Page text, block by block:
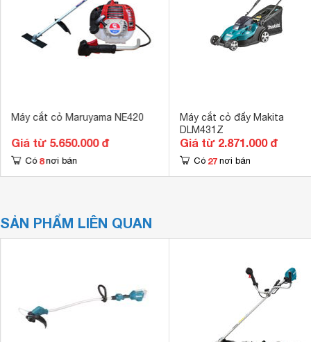
Máy cắt cỏ Maruyama NE420
Giá từ 5.650.000 đ
Có 8 nơi bán
Máy cắt cỏ đẩy Makita
DLM431Z
Giá từ 2.871.000 đ
Có 27 nơi bán
SẢN PHẨM LIÊN QUAN